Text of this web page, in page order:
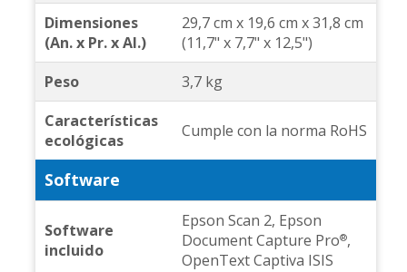
Dimensiones
(An. x Pr. x Al.)
29,7 cm x 19,6 cm x 31,8 cm
(11,7" x 7,7" x 12,5")
Peso
3,7 kg
Características
ecológicas
Cumple con la norma RoHS
Software
Software
incluido
Epson Scan 2, Epson
Document Capture Pro®,
OpenText Captiva ISIS